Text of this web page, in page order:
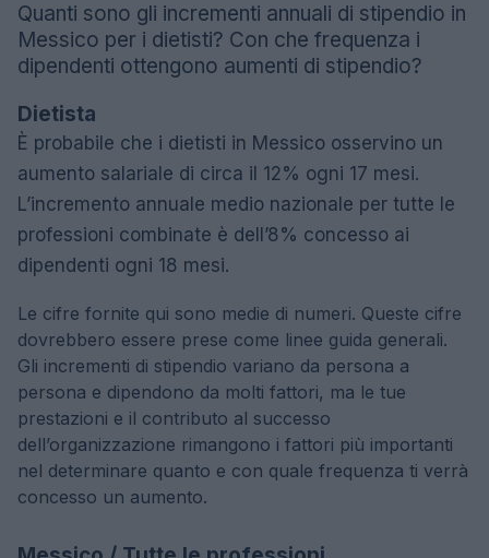
Quanti sono gli incrementi annuali di stipendio in
Messico per i dietisti? Con che frequenza i
dipendenti ottengono aumenti di stipendio?
Dietista
È probabile che i dietisti in Messico osservino un
aumento salariale di circa il 12% ogni 17 mesi.
L’incremento annuale medio nazionale per tutte le
professioni combinate è dell’8% concesso ai
dipendenti ogni 18 mesi.
Le cifre fornite qui sono medie di numeri. Queste cifre
dovrebbero essere prese come linee guida generali.
Gli incrementi di stipendio variano da persona a
persona e dipendono da molti fattori, ma le tue
prestazioni e il contributo al successo
dell’organizzazione rimangono i fattori più importanti
nel determinare quanto e con quale frequenza ti verrà
concesso un aumento.